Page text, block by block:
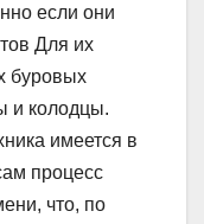
если они
Для их
буровых
и колодцы.
имеется в
процесс
что, по